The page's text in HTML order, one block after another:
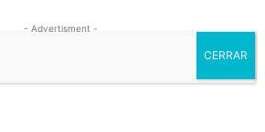
- Advertisment -